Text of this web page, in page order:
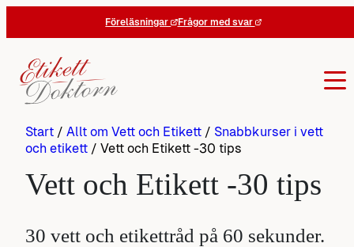
Föreläsningar Frågor med svar
Start / Allt om Vett och Etikett / Snabbkurser i vett
och etikett / Vett och Etikett -30 tips
Vett och Etikett -30 tips
30 vett och etikettråd på 60 sekunder.